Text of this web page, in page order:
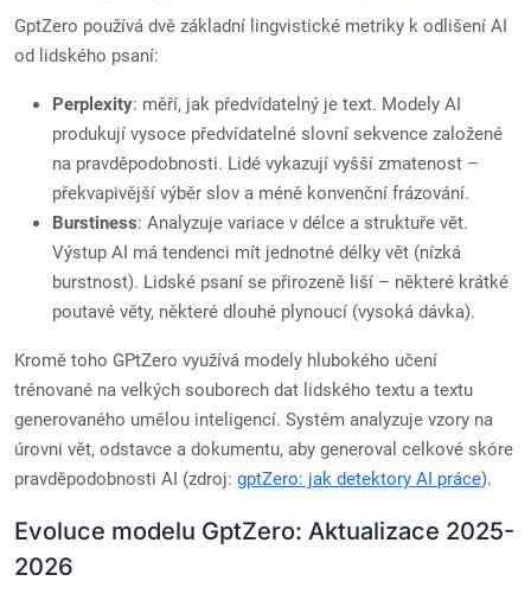
GptZero používá dvě základní lingvistické metriky k odlišení AI
od lidského psaní:
Perplexity: měří, jak předvídatelný je text. Modely AI
produkují vysoce předvídatelné slovní sekvence založené
na pravděpodobnosti. Lidé vykazují vyšší zmatenost –
překvapivější výběr slov a méně konvenční frázování.
Burstiness: Analyzuje variace v délce a struktuře vět.
Výstup AI má tendenci mít jednotné délky vět (nízká
burstnost). Lidské psaní se přirozeně liší – některé krátké
poutavé věty, některé dlouhé plynoucí (vysoká dávka).
Kromě toho GPtZero využívá modely hlubokého učení
trénované na velkých souborech dat lidského textu a textu
generovaného umělou inteligencí. Systém analyzuje vzory na
úrovni vět, odstavce a dokumentu, aby generoval celkové skóre
pravděpodobnosti AI (zdroj: gptZero: jak detektory AI práce).
Evoluce modelu GptZero: Aktualizace 2025-
2026